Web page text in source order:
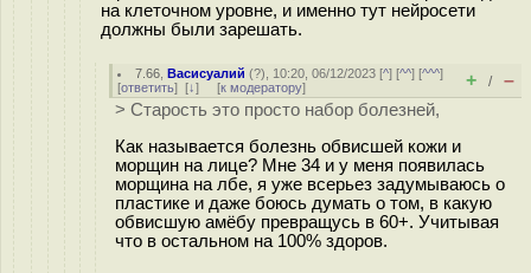
на клеточном уровне, и именно тут нейросети
должны были зарешать.
7.66 ,Васисуалий (?), 10:20, 06/12/2023 [^] [^^] [^^^]
[ответить] [↓] [к модератору] + / –
> Старость это просто набор болезней,
Как называется болезнь обвисшей кожи и
морщин на лице? Мне 34 и у меня появилась
морщина на лбе, я уже всерьез задумываюсь о
пластике и даже боюсь думать о том, в какую
обвисшую амёбу превращусь в 60+. Учитывая
что в остальном на 100% здоров.